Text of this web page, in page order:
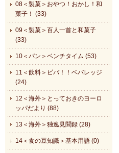
08＜製菓＞おやつ！おかし！和
菓子！ (33)
09＜製菓＞百人一首と和菓子
(33)
10＜パン＞ベンチタイム (53)
11＜飲料＞ビバ！！ベバレッジ
(24)
12＜海外＞とっておきのヨーロ
ッパだより (88)
13＜海外＞独逸見聞録 (28)
14＜食の豆知識＞基本用語 (0)